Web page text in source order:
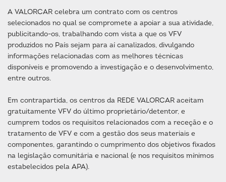
A VALORCAR celebra um contrato com os centros
selecionados no qual se compromete a apoiar a sua atividade,
publicitando-os, trabalhando com vista a que os VFV
produzidos no País sejam para aí canalizados, divulgando
informações relacionadas com as melhores técnicas
disponíveis e promovendo a investigação e o desenvolvimento,
entre outros.
Em contrapartida, os centros da REDE VALORCAR aceitam
gratuitamente VFV do último proprietário/detentor, e
cumprem todos os requisitos relacionados com a receção e o
tratamento de VFV e com a gestão dos seus materiais e
componentes, garantindo o cumprimento dos objetivos fixados
na legislação comunitária e nacional (e nos requisitos mínimos
estabelecidos pela APA).